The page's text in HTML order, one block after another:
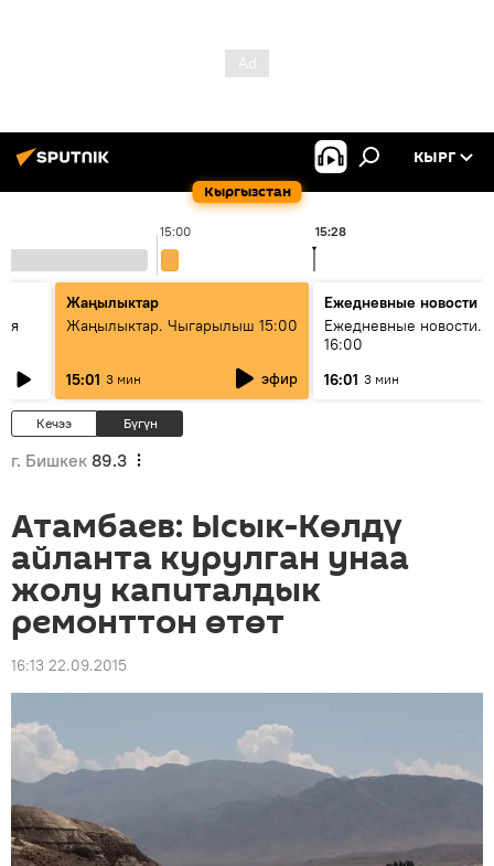
Кыргызстан
КЫРГ
15:00 15:28
Жаңылыктар
Жаңылыктар. Чыгарылыш 15:00
15:01 3 мин эфир
Ежедневные новости
Ежедневные новости.
16:00
16:01 3 мин
Кечээ Бүгүн
г. Бишкек 89.3
Атамбаев: Ысык-Көлдү
айланта курулган унаа
жолу капиталдык
ремонттон өтөт
16:13 22.09.2015